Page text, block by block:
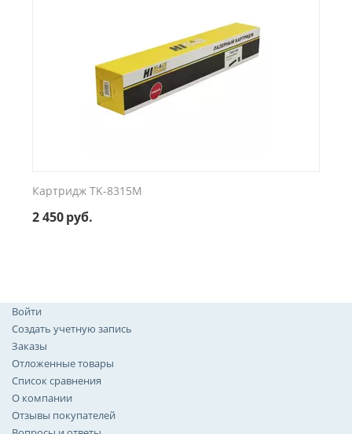
Картридж TK-8315M
2 450руб.
Войти
Создать учетную запись
Заказы
Отложенные товары
Список сравнения
О компании
Отзывы покупателей